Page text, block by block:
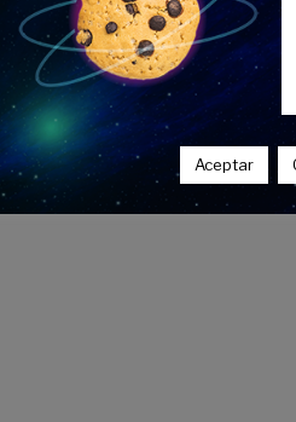
pasado del verbo principal
Aceptar